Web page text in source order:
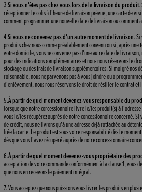
3.Si vous n'êtes pas chez vous lors de la livraison du produit.
réceptionner le colis à l'heure de livraison prévue, une carte de
comment programmer une nouvelle date de livraison ou comment
4.Si vous ne convenez pas d'un autre moment de livraison. Si
produits chez nous comme préalablement convenu ou si, après
votre domicile, vous ne convenez pas d'une autre date de livraison,
pour des indications complémentaires et nous nous réservons le
stockage ou des frais de livraison supplémentaires. Si malgré nos
raisonnable, nous ne parvenons pas à vous joindre ou à
d'enlèvement, nous nous réservons le droit de résilier le contrat et
5.À partir de quel moment devenez-vous responsable du
lorsque que notre concessionnaire livre le/les produit(s) à l'adresse
vous le/les récupérez auprès de notre concessionnaire concerné.
de crédit, nous ne livrons qu'à une adresse déjà rattachée au
liée la carte. Le produit est sous votre responsabilité dès le
dès que vous l'avez récupéré auprès de notre concessionnaire
6.À partir de quel moment devenez-vous propriétaire des
acceptation de votre commande conformément à la clause 1, vous
que nous en recevons le paiement intégral.
7. Vous acceptez que nous puissions vous livrer les produits en